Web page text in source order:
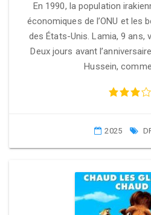
En 1990, la population
économiques de l’ONU et les
des États-Unis. Lamia, 9 ans,
Deux jours avant
Hussein,
2025